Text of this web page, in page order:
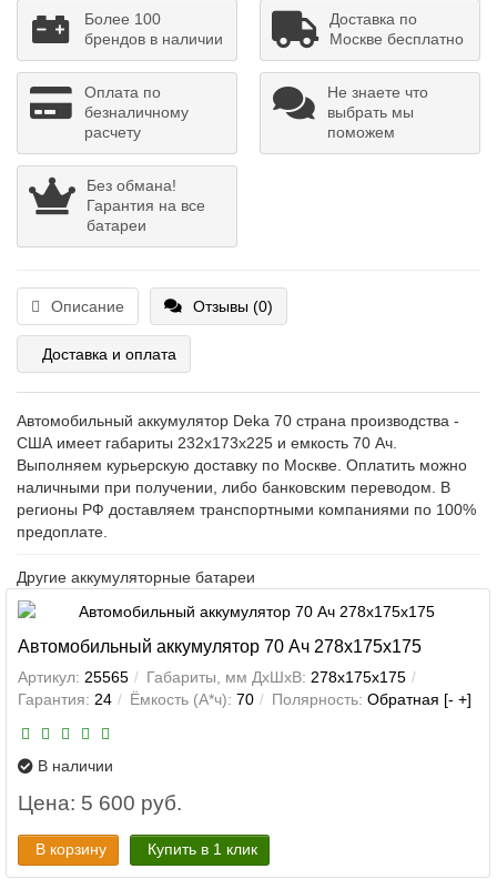
Более 100
брендов в наличии
Доставка по
Москве бесплатно
Оплата по
безналичному
расчету
Не знаете что
выбрать мы
поможем
Без обмана!
Гарантия на все
батареи
Описание Отзывы (0)
Доставка и оплата
Автомобильный аккумулятор Deka 70 страна производства -
США имеет габариты 232x173x225 и емкость 70 Ач.
Выполняем курьерскую доставку по Москве. Оплатить можно
наличными при получении, либо банковским переводом. В
регионы РФ доставляем транспортными компаниями по 100%
предоплате.
Другие аккумуляторные батареи
Автомобильный аккумулятор 70 Ач 278x175x175
Артикул: 25565 Габариты, мм ДхШхВ: 278x175x175
Гарантия: 24 Ёмкость (А*ч): 70 Полярность: Обратная [- +]
В наличии
Цена: 5 600 руб.
В корзину Купить в 1 клик